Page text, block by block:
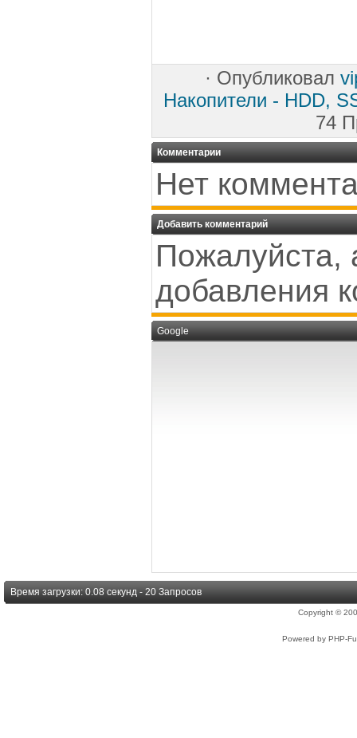
· Опубликовал
Накопители - HDD,
74
Комментарии
Нет
Добавить комментарий
Пожалуйста,
добавления
Google
Время загрузки: 0.08 секунд - 20 Запросов
Copyright ©
Powered by PHP-